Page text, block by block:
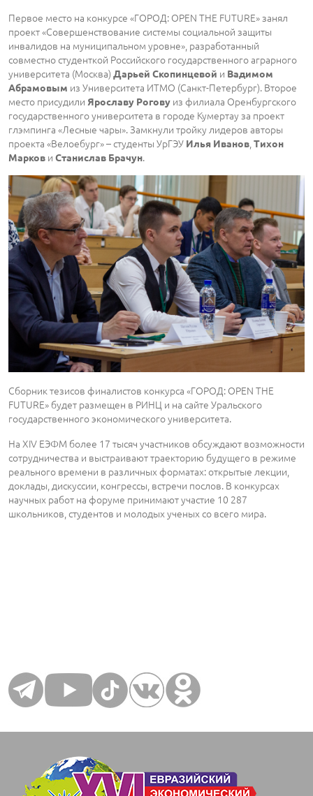
Первое место на конкурсе «ГОРОД: OPEN THE FUTURE» занял
проект «Совершенствование системы социальной защиты
инвалидов на муниципальном уровне», разработанный
совместно студенткой Российского государственного аграрного
университета (Москва) Дарьей Скопинцевой и Вадимом
Абрамовым из Университета ИТМО (Санкт-Петербург). Второе
место присудили Ярославу Рогову из филиала Оренбургского
государственного университета в городе Кумертау за проект
глэмпинга «Лесные чары». Замкнули тройку лидеров авторы
проекта «Велоебург» – студенты УрГЭУ Илья Иванов Тихон
Марков и Станислав Брачун.
Сборник тезисов финалистов конкурса «ГОРОД: OPEN THE
FUTURE» будет размещен в РИНЦ и на сайте Уральского
государственного экономического университета.
На XIV ЕЭФМ более 17 тысяч участников обсуждают возможности
сотрудничества и выстраивают траекторию будущего в режиме
реального времени в различных форматах: открытые лекции,
доклады, дискуссии, конгрессы, встречи послов. В конкурсах
научных работ на форуме принимают участие 10 287
школьников, студентов и молодых ученых со всего мира.